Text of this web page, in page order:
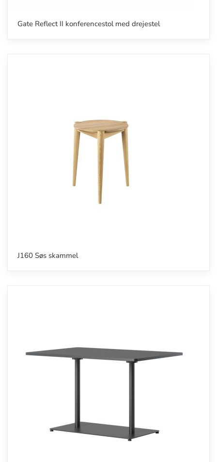
Gate Reflect II konferencestol med drejestel
J160 Søs skammel